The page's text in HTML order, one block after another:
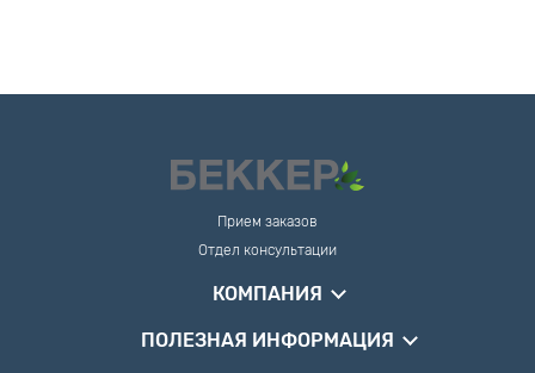
Прием заказов
Отдел консультации
КОМПАНИЯ
ПОЛЕЗНАЯ ИНФОРМАЦИЯ